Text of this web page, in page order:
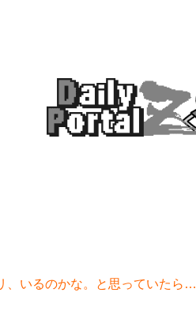
、いるのかな。と思っていたら…